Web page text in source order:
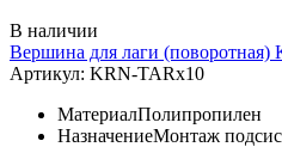
В наличии
Вершина для лаги
Артикул: KRN-TARx10
МатериалПолипропилен
НазначениеМонтаж